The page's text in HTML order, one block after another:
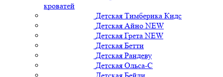
кроватей
Детская Тимберика Кидс
Детская Айно NEW
Детская Грета NEW
Детская Бетти
Детская Рандеву
Детская Ольса-С
Детская Бейли